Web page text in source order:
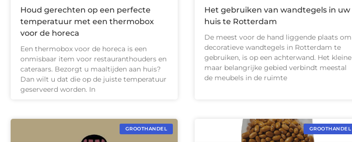
Houd gerechten op een perfecte
temperatuur met een thermobox
voor de horeca
Een thermobox voor de horeca is een
onmisbaar item voor restauranthouders en
cateraars. Bezorgt u maaltijden aan huis?
Dan wilt u dat die op de juiste temperatuur
geserveerd worden. In
Het gebruiken van wandtegels in uw
huis te Rotterdam
De meest voor de hand liggende plaats om
decoratieve wandtegels in Rotterdam te
gebruiken, is op een achterwand. Het kleine
maar belangrijke gebied verbindt meestal
de meubels in de ruimte
GROOTHANDEL GROOTHANDEL